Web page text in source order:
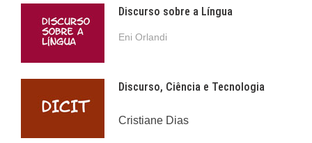
Discurso sobre a Língua
Eni Orlandi
Discurso, Ciência e Tecnologia
Cristiane Dias